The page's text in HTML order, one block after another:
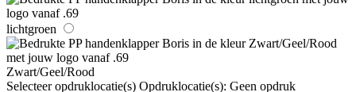
lichtgroen
Zwart/Geel/Rood
Selecteer opdruklocatie(s) Opdruklocatie(s): Geen opdruk